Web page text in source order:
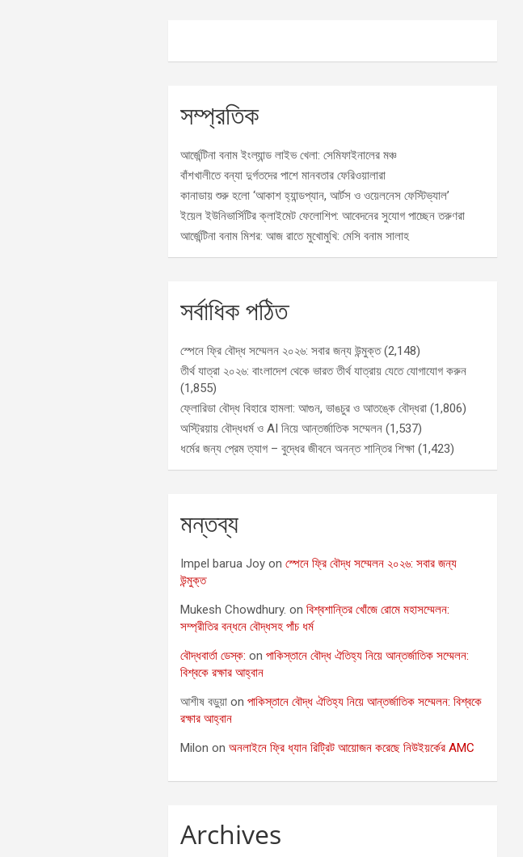
সম্প্রতিক
আর্জেন্টিনা বনাম ইংল্যান্ড লাইভ খেলা: সেমিফাইনালের মঞ্চ
বাঁশখালীতে বন্যা দুর্গতদের পাশে মানবতার ফেরিওয়ালারা
কানাডায় শুরু হলো ‘আকাশ হ্যান্ডপ্যান, আর্টস ও ওয়েলনেস ফেস্টিভ্যাল’
ইয়েল ইউনিভার্সিটির ক্লাইমেট ফেলোশিপ: আবেদনের সুযোগ পাচ্ছেন তরুণরা
আর্জেন্টিনা বনাম মিশর: আজ রাতে মুখোমুখি: মেসি বনাম সালাহ
সর্বাধিক পঠিত
স্পেনে ফ্রি বৌদ্ধ সম্মেলন ২০২৬: সবার জন্য উন্মুক্ত (2,148)
তীর্থ যাত্রা ২০২৬: বাংলাদেশ থেকে ভারত তীর্থ যাত্রায় যেতে যোগাযোগ করুন
(1,855)
ফ্লোরিডা বৌদ্ধ বিহারে হামলা: আগুন, ভাঙচুর ও আতঙ্কে বৌদ্ধরা (1,806)
অস্ট্রিয়ায় বৌদ্ধধর্ম ও AI নিয়ে আন্তর্জাতিক সম্মেলন (1,537)
ধর্মের জন্য প্রেম ত্যাগ – বুদ্ধের জীবনে অনন্ত শান্তির শিক্ষা (1,423)
মন্তব্য
Impel barua Joy onস্পেনে ফ্রি বৌদ্ধ সম্মেলন ২০২৬: সবার জন্য
উন্মুক্ত
Mukesh Chowdhury. onবিশ্বশান্তির খোঁজে রোমে মহাসম্মেলন:
সম্প্রীতির বন্ধনে বৌদ্ধসহ পাঁচ ধর্ম
বৌদ্ধবার্তা ডেস্ক: onপাকিস্তানে বৌদ্ধ ঐতিহ্য নিয়ে আন্তর্জাতিক সম্মেলন:
বিশ্বকে রক্ষার আহ্বান
আশীষ বড়ুয়া onপাকিস্তানে বৌদ্ধ ঐতিহ্য নিয়ে আন্তর্জাতিক সম্মেলন: বিশ্বকে
রক্ষার আহ্বান
Milon onঅনলাইনে ফ্রি ধ্যান রিট্রিট আয়োজন করেছে নিউইয়র্কের AMC
Archives